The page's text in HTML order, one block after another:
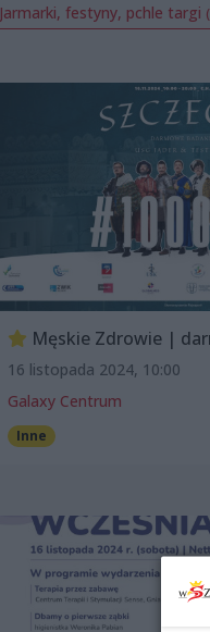
Jarmarki, festyny, pchle targi
Męskie Zdrowie |
16 listopada 2024, 10:00
Galaxy Centrum
Inne